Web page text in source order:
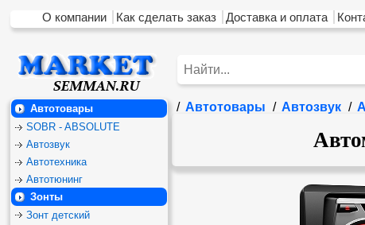
О компании Как сделать заказ Доставка и оплата
Автотовары
SOBR - ABSOLUTE
Автозвук
Автотехника
Автотюнинг
Зонты
Зонт детский
/ Автотовары / Автозвук /